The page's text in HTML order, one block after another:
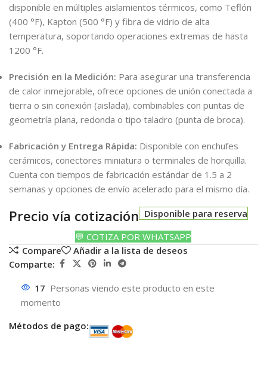
disponible en múltiples aislamientos térmicos, como Teflón
(400 °F), Kapton (500 °F) y fibra de vidrio de alta
temperatura, soportando operaciones extremas de hasta
1200 °F.
Precisión en la Medición: Para asegurar una transferencia
de calor inmejorable, ofrece opciones de unión conectada a
tierra o sin conexión (aislada), combinables con puntas de
geometría plana, redonda o tipo taladro (punta de broca).
Fabricación y Entrega Rápida: Disponible con enchufes
cerámicos, conectores miniatura o terminales de horquilla.
Cuenta con tiempos de fabricación estándar de 1.5 a 2
semanas y opciones de envío acelerado para el mismo día.
Precio vía cotización Disponible para reserva
💬 COTIZA POR WHATSAPP
Compare
Añadir a la lista de deseos
Comparte:
17 Personas viendo este producto en este
momento
Métodos de pago: